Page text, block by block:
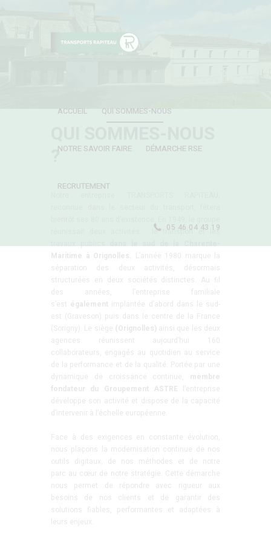
ACCUEIL QUI SOMMES-NOUS
NOTRE SAVOIR FAIRE DÉMARCHE RSE
RECRUTEMENT
05 46 04 43 19
?
réunissait deux activités : le transport et les
travaux publicsdans le sud de laCharente-
Maritime
à Orignolles.
L’année 1980 marque la
séparation des deux activités, désormais
structurées en deux sociétés distinctes. Au fil
des années, l’entreprise familiale
s’est également implantée d’abord dans le sud-
est (Graveson) puis dans le centre de la France
(Sorigny). Le siège (Orignolles) ainsi que les deux
agences réunissent aujourd’hui 160
collaborateurs, engagés au quotidien au service
de la performance et de la qualité. Portée par une
dynamique de croissance continue,
membre
fondateur du Groupement ASTRE l’entreprise
développe son activité et dispose de la capacité
d’intervenir à l’échelle européenne.
Face à des exigences en constante évolution,
nous plaçons la modernisation continue de nos
outils digitaux, de nos méthodes et de notre
parc
au cœur de notre stratégie. Cette démarche
nous permet de répondre avec rigueur aux
besoins de nos clients et de garantir des
solutions fiables, performantes et adaptées à
leurs enjeux.